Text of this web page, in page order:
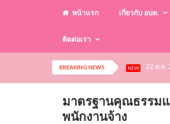
หน้าแรก เกี่ยวกับ อบต.
ติดต่อเรา
BREAKING NEWS NEW 22 ต.ค.
มาตรฐานคุณธรรม
พนักงานจ้าง